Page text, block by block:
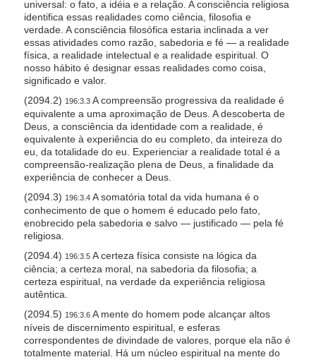
universal: o fato, a idéia e a relação. A consciência religiosa
identifica essas realidades como ciência, filosofia e
verdade. A consciência filosófica estaria inclinada a ver
essas atividades como razão, sabedoria e fé — a realidade
física, a realidade intelectual e a realidade espiritual. O
nosso hábito é designar essas realidades como coisa,
significado e valor.
(2094.2) 196:3.3A compreensão progressiva da realidade é
equivalente a uma aproximação de Deus. A descoberta de
Deus, a consciência da identidade com a realidade, é
equivalente à experiência do eu completo, da inteireza do
eu, da totalidade do eu. Experienciar a realidade total é a
compreensão-realização plena de Deus, a finalidade da
experiência de conhecer a Deus.
(2094.3) 196:3.4A somatória total da vida humana é o
conhecimento de que o homem é educado pelo fato,
enobrecido pela sabedoria e salvo — justificado — pela fé
religiosa.
(2094.4) 196:3.5A certeza física consiste na lógica da
ciência; a certeza moral, na sabedoria da filosofia; a
certeza espiritual, na verdade da experiência religiosa
autêntica.
(2094.5) 196:3.6A mente do homem pode alcançar altos
níveis de discernimento espiritual, e esferas
correspondentes de divindade de valores, porque ela não é
totalmente material. Há um núcleo espiritual na mente do